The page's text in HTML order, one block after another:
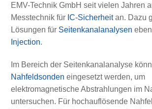
EMV-Technik GmbH seit vielen Jahren
Messtechnik für IC-Sicherheitan. Dazu
Lösungen für Seitenkanalanalysen
Injection.
Im Bereich der Seitenkanalanalyse
Nahfeldsonden eingesetzt werden, um
elektromagnetische Abstrahlungen im
untersuchen. Für hochauflösende